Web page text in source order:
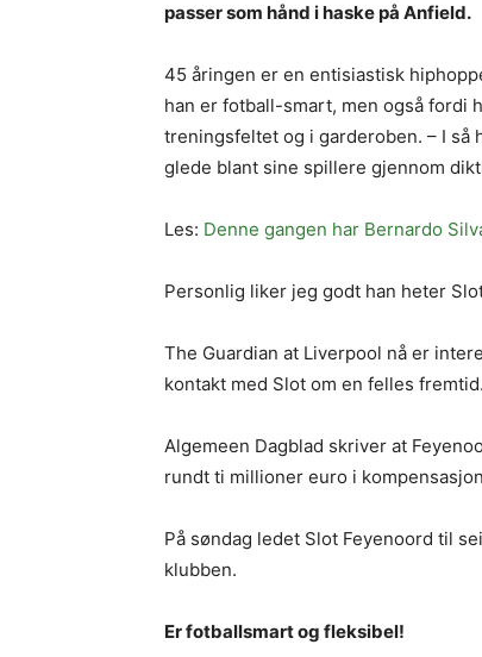
passer som hånd i haske på Anfield.
45 åringen er en entisiastisk
han er fotball-smart, men også fordi
treningsfeltet og i garderoben. – I så
glede blant sine spillere gjennom
Les: Denne gangen har Bernardo
Personlig liker jeg godt han heter
The Guardian at Liverpool nå er
kontakt med Slot om en felles fremtid.
Algemeen Dagblad skriver at
rundt ti millioner euro i
På søndag ledet Slot Feyenoord til
klubben.
Er fotballsmart og fleksibel!